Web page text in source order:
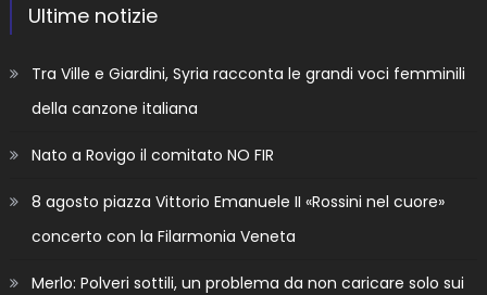
Ultime notizie
Tra Ville e Giardini, Syria racconta le grandi voci femminili
della canzone italiana
Nato a Rovigo il comitato NO FIR
8 agosto piazza Vittorio Emanuele II «Rossini nel cuore»
concerto con la Filarmonia Veneta
Merlo: Polveri sottili, un problema da non caricare solo sui